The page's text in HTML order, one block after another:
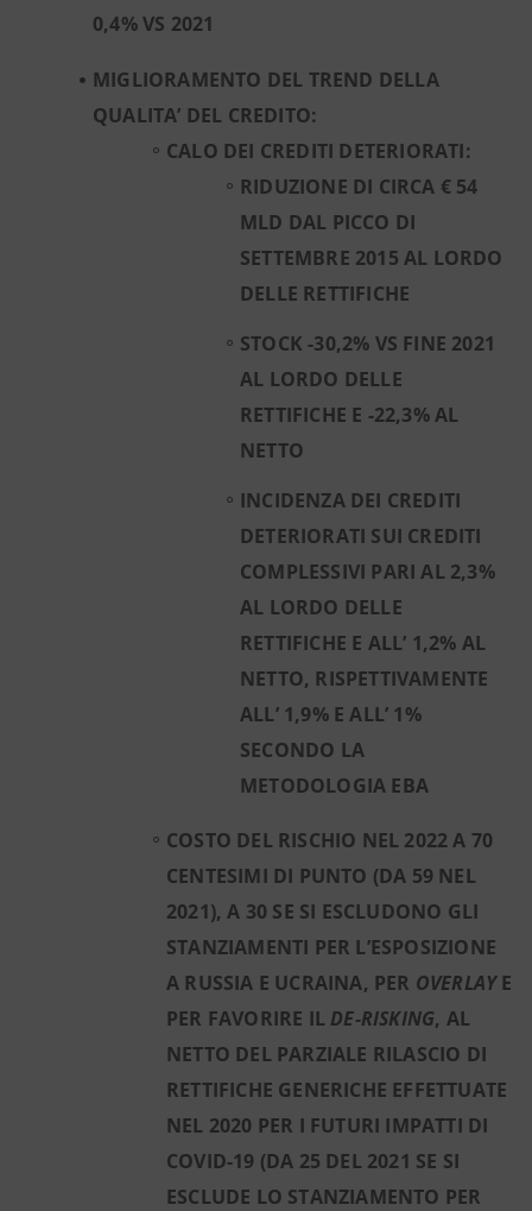
0,4% VS 2021
MIGLIORAMENTO DEL TREND DELLA
QUALITA’ DEL CREDITO:
CALO DEI CREDITI DETERIORATI:
RIDUZIONE DI CIRCA € 54
MLD DAL PICCO DI
SETTEMBRE 2015 AL LORDO
DELLE RETTIFICHE
STOCK -30,2% VS FINE 2021
AL LORDO DELLE
RETTIFICHE E -22,3% AL
NETTO
INCIDENZA DEI CREDITI
DETERIORATI SUI CREDITI
COMPLESSIVI PARI AL 2,3%
AL LORDO DELLE
RETTIFICHE E ALL’ 1,2% AL
NETTO, RISPETTIVAMENTE
ALL’ 1,9% E ALL’ 1%
SECONDO LA
METODOLOGIA EBA
COSTO DEL RISCHIO NEL 2022 A 70
CENTESIMI DI PUNTO (DA 59 NEL
2021), A 30 SE SI ESCLUDONO GLI
STANZIAMENTI PER L’ESPOSIZIONE
A RUSSIA E UCRAINA, PER OVERLAYE
PER FAVORIRE IL DE-RISKING, AL
NETTO DEL PARZIALE RILASCIO DI
RETTIFICHE GENERICHE EFFETTUATE
NEL 2020 PER I FUTURI IMPATTI DI
COVID-19 (DA 25 DEL 2021 SE SI
ESCLUDE LO STANZIAMENTO PER